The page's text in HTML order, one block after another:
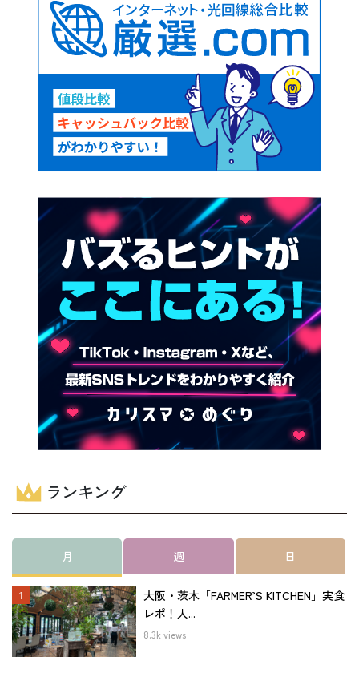
ランキング
月 週 日
大阪・茨木「FARMER’S KITCHEN」実食
レポ！人...
8.3k views